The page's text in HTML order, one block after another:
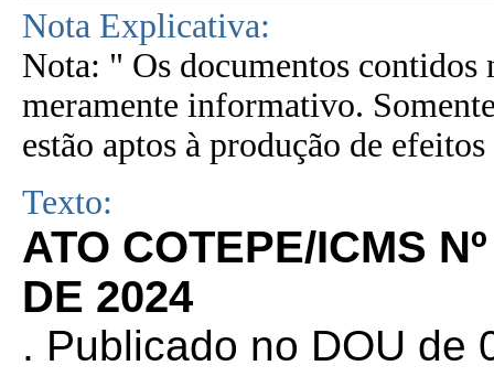
Nota Explicativa:
Nota: " Os documentos contidos
meramente informativo.
estão aptos à produção de
Texto:
ATO COTEPE/ICMS
DE 2024
. Publicado no DOU de